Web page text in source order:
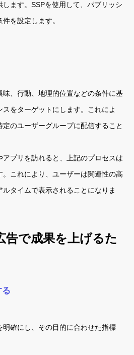
ます。SSPを使用して、パブリッシ
を設定します。
味、行動、地理的位置などの条件に基
をターゲットにします。これによ
定のユーザーグループに配信すること
プリを訪れると、上記のプロセスは
これにより、ユーザーは関連性の高
タイムで表示されることになりま
告で成果を上げるた
明確にし、その目的に合わせた指標